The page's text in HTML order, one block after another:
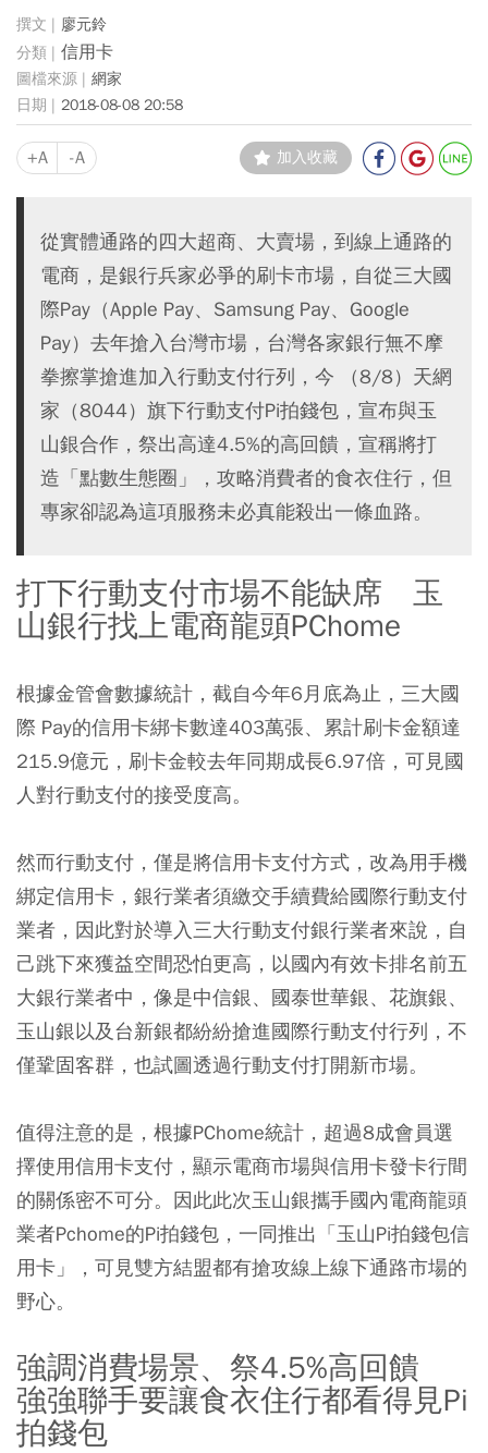
廖元鈴
信用卡
網家
2018-08-08 20:58
+A -A 加入收藏
從實體通路的四大超商、大賣場，到線上通路的
電商，是銀行兵家必爭的刷卡市場，自從三大國
際Pay（Apple Pay、Samsung Pay、Google
Pay）去年搶入台灣市場，台灣各家銀行無不摩
拳擦掌搶進加入行動支付行列，今 （8/8）天網
家（8044）旗下行動支付Pi拍錢包，宣布與玉
山銀合作，祭出高達4.5%的高回饋，宣稱將打
造「點數生態圈」，攻略消費者的食衣住行，但
專家卻認為這項服務未必真能殺出一條血路。
打下行動支付市場不能缺席 玉
山銀行找上電商龍頭PChome
根據金管會數據統計，截自今年6月底為止，三大國
際 Pay的信用卡綁卡數達403萬張、累計刷卡金額達
215.9億元，刷卡金較去年同期成長6.97倍，可見國
人對行動支付的接受度高。
然而行動支付，僅是將信用卡支付方式，改為用手機
綁定信用卡，銀行業者須繳交手續費給國際行動支付
業者，因此對於導入三大行動支付銀行業者來說，自
己跳下來獲益空間恐怕更高，以國內有效卡排名前五
大銀行業者中，像是中信銀、國泰世華銀、花旗銀、
玉山銀以及台新銀都紛紛搶進國際行動支付行列，不
僅鞏固客群，也試圖透過行動支付打開新市場。
值得注意的是，根據PChome統計，超過8成會員選
擇使用信用卡支付，顯示電商市場與信用卡發卡行間
的關係密不可分。因此此次玉山銀攜手國內電商龍頭
業者Pchome的Pi拍錢包，一同推出「玉山Pi拍錢包信
用卡」，可見雙方結盟都有搶攻線上線下通路市場的
野心。
強調消費場景、祭4.5%高回饋
強強聯手要讓食衣住行都看得見Pi
拍錢包